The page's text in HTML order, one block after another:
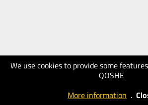
We use cookies to provide some
QOSHE
More information .